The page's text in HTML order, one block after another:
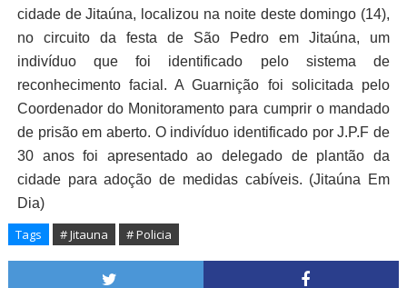
cidade de Jitaúna, localizou na noite deste domingo (14),
no circuito da festa de São Pedro em Jitaúna, um
indivíduo que foi identificado pelo sistema de
reconhecimento facial. A Guarnição foi solicitada pelo
Coordenador do Monitoramento para cumprir o mandado
de prisão em aberto. O indivíduo identificado por J.P.F de
30 anos foi apresentado ao delegado de plantão da
cidade para adoção de medidas cabíveis. (Jitaúna Em
Dia)
Tags # Jitauna # Policia